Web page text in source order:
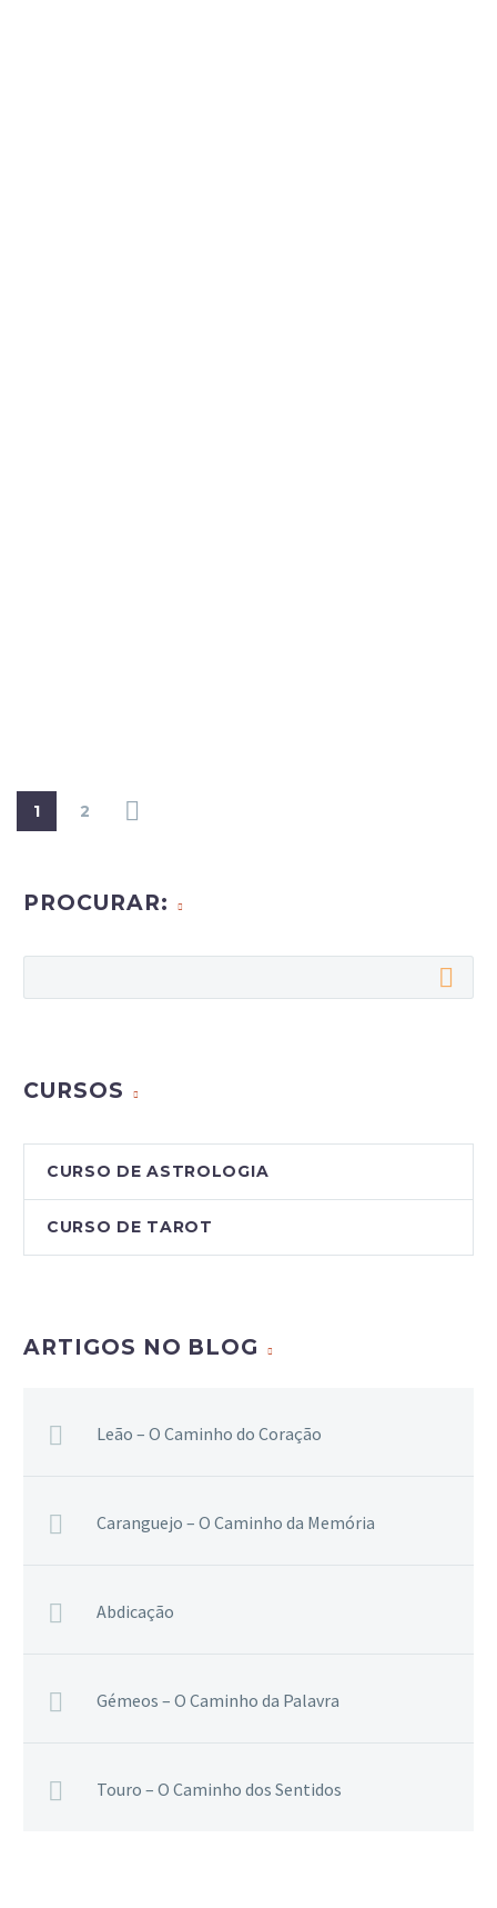
1 2
PROCURAR:
CURSOS
CURSO DE ASTROLOGIA
CURSO DE TAROT
ARTIGOS NO BLOG
Leão – O Caminho do Coração
Caranguejo – O Caminho da Memória
Abdicação
Gémeos – O Caminho da Palavra
Touro – O Caminho dos Sentidos